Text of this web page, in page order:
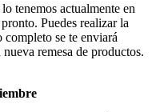
tenemos actualmente en
Puedes realizar la
se te enviará
remesa de productos.